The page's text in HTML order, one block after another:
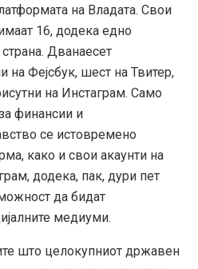
на Владата. Свои
16, додека едно
Дванаесет
на Фејсбук, шест на Твитер,
на Инстаграм. Само
финансии и
се истовремено
како и свои акаунти на
додека, пак, дури пет
да бидат
медиуми.
што целокупниот државен